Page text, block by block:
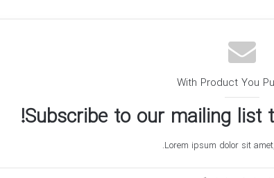
With Product You
Subscribe to our mailing list
Lorem ipsum dolor sit